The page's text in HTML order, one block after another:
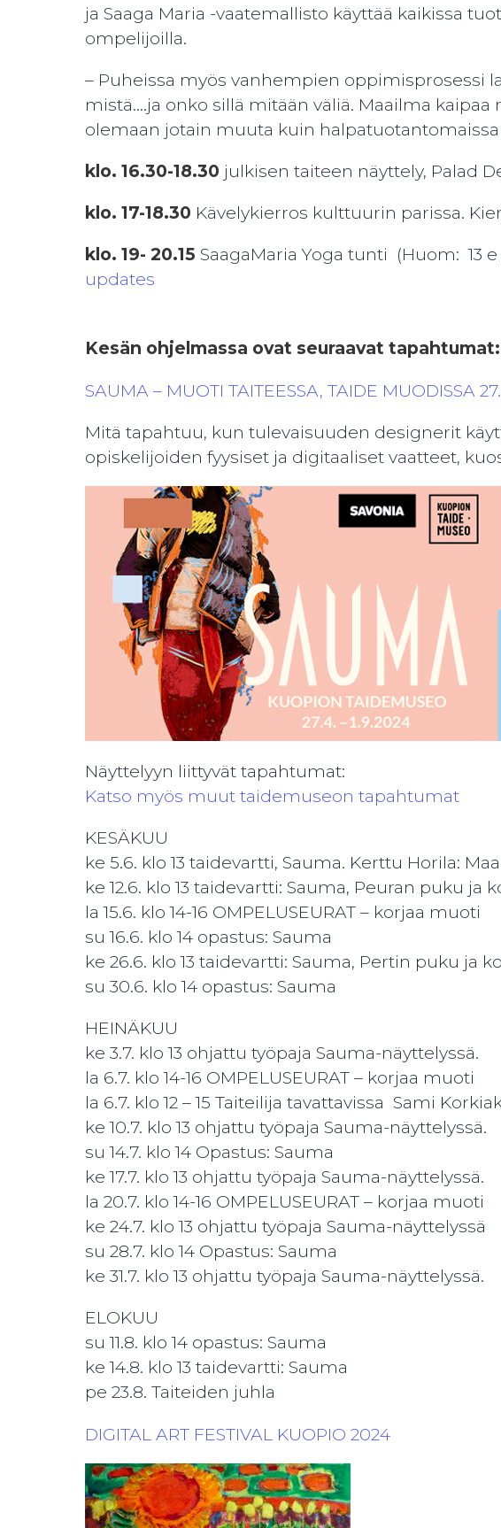
ja Saaga Maria -vaatemallisto käyttää kaikissa
ompelijoilla.
– Puheissa myös vanhempien oppimisprosessi
mistä….ja onko sillä mitään väliä. Maailma
olemaan jotain muuta kuin
klo. 16.30-18.30 julkisen taiteen näyttely, Palad
klo. 17-18.30 Kävelykierros kulttuurin parissa.
klo. 19- 20.15 SaagaMaria Yoga tunti (Huom: 13
updates
Kesän ohjelmassa ovat seuraavat tapahtumat:
SAUMA – MUOTI TAITEESSA, TAIDE MUODISSA
Mitä tapahtuu, kun tulevaisuuden designerit
opiskelijoiden fyysiset ja digitaaliset vaatteet,
Näyttelyyn liittyvät tapahtumat:
Katso myös muut taidemuseon tapahtumat
KESÄKUU
ke 5.6. klo 13 taidevartti, Sauma. Kerttu Horila:
ke 12.6. klo 13 taidevartti: Sauma, Peuran puku ja
la 15.6. klo 14-16 OMPELUSEURAT – korjaa muoti
su 16.6. klo 14 opastus: Sauma
ke 26.6. klo 13 taidevartti: Sauma, Pertin puku ja
su 30.6. klo 14 opastus: Sauma
HEINÄKUU
ke 3.7. klo 13 ohjattu työpaja Sauma-näyttelyssä.
la 6.7. klo 14-16 OMPELUSEURAT – korjaa muoti
la 6.7. klo 12 – 15 Taiteilija tavattavissa Sami
ke 10.7. klo 13 ohjattu työpaja Sauma-näyttelyssä.
su 14.7. klo 14 Opastus: Sauma
ke 17.7. klo 13 ohjattu työpaja Sauma-näyttelyssä.
la 20.7. klo 14-16 OMPELUSEURAT – korjaa muoti
ke 24.7. klo 13 ohjattu työpaja Sauma-näyttelyssä
su 28.7. klo 14 Opastus: Sauma
ke 31.7. klo 13 ohjattu työpaja Sauma-näyttelyssä.
ELOKUU
su 11.8. klo 14 opastus: Sauma
ke 14.8. klo 13 taidevartti: Sauma
pe 23.8. Taiteiden juhla
DIGITAL ART FESTIVAL KUOPIO 2024